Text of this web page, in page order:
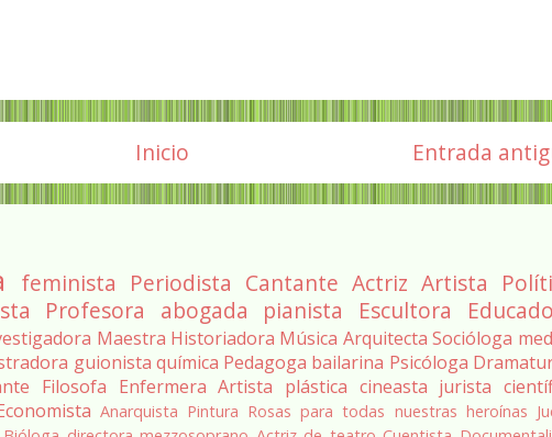
Entrada
Inicio
feminista Periodista Cantante Actriz Artista
Profesora abogada pianista Escultora
Maestra Historiadora Música Arquitecta Socióloga
guionista química Pedagoga bailarina Psicóloga
Filosofa Enfermera Artista plástica cineasta jurista
Anarquista Pintura Rosas para todas nuestras heroínas